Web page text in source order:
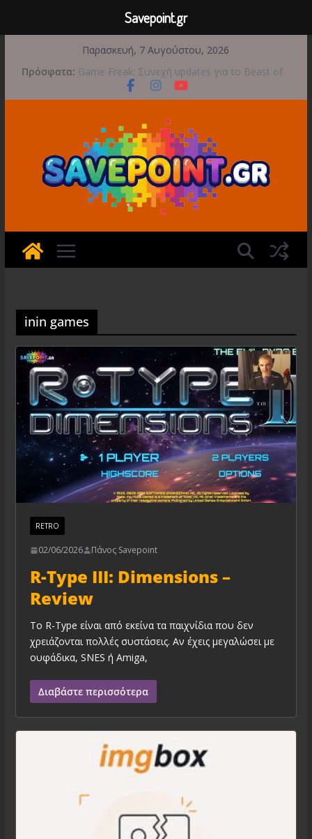
περιεχόμενο
Παρασκευή, 7 Αυγούστου, 2026
Πρόσφατα: Game Freak: Συνεχή updates για το Beast of
Reincarnation μετά την ανάμεικτη υποδοχή
Μια φωτογραφική περιπέτεια συνεχίζεται στο
Διασχίστε τους ουρανούς με το Wild Blue
Skies αυτό το φθινόπωρο
Διακοπές και παιχνίδι για όλη την οικογένεια!
Έρχεται 1η Σεπτεμβρίου το Crimson Moon
inin games
RETRO
02/06/2026 Πάνος Savepoint
R-Type III: Dimensions –
Review
Το R-Type είναι από εκείνα τα παιχνίδια που δεν
χρειάζονται πολλές συστάσεις. Αν έχεις μεγαλώσει με
ουφάδικα, SNES ή Amiga,
Διαβάστε περισσότερα
Savepoint.gr